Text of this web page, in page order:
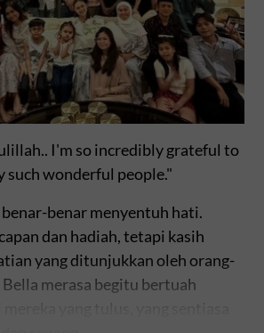
I'm so incredibly grateful to
such wonderful people."
benar menyentuh hati.
dan hadiah, tetapi kasih
yang ditunjukkan oleh orang-
merasa begitu bertuah